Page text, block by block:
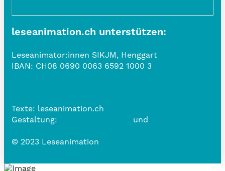
leseanimation.ch unterstützen:
Leseanimator:innen SIKJM, Henggart
IBAN: CH08 0690 0063 6592 1000 3
Texte: leseanimation.ch
Gestaltung:
und
© 2023 Leseanimation